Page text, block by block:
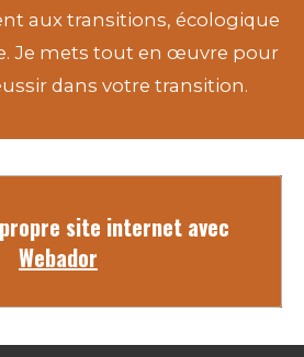
aux transitions, écologique
Je mets tout en œuvre pour
dans votre transition.
site internet avec
Webador